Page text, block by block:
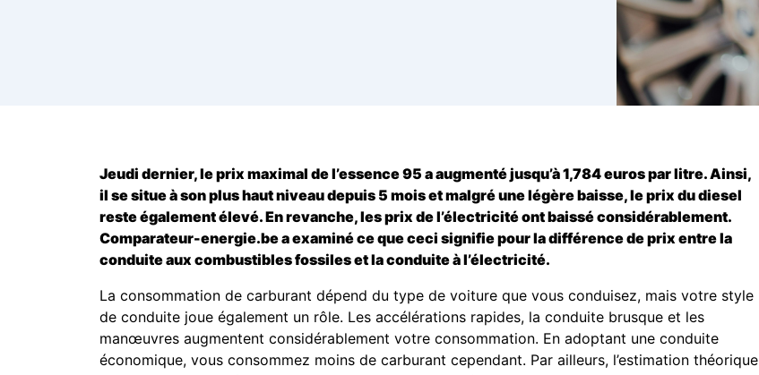
Jeudi dernier, le prix maximal de l’essence 95 a augmenté jusqu’à 1,784 euros par litre. Ainsi,
il se situe à son plus haut niveau depuis 5 mois et malgré une légère baisse, le prix du diesel
reste également élevé. En revanche, les prix de l’électricité ont baissé considérablement.
Comparateur-energie.be a examiné ce que ceci signifie pour la différence de prix entre la
conduite aux combustibles fossiles et la conduite à l’électricité.
La consommation de carburant dépend du type de voiture que vous conduisez, mais votre style
de conduite joue également un rôle. Les accélérations rapides, la conduite brusque et les
manœuvres augmentent considérablement votre consommation. En adoptant une conduite
économique, vous consommez moins de carburant cependant. Par ailleurs, l’estimation théorique